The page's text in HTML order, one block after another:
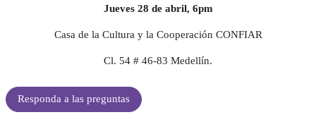
Jueves 28 de abril, 6pm
Casa de la Cultura y la Cooperación CONFIAR
Cl. 54 # 46-83 Medellín.
Responda a las preguntas